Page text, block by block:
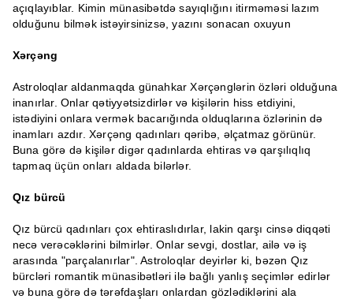
açıqlayıblar. Kimin münasibətdə sayıqlığını itirməməsi lazım
olduğunu bilmək istəyirsinizsə, yazını sonacan oxuyun
Xərçəng
Astroloqlar aldanmaqda günahkar Xərçənglərin özləri olduğuna
inanırlar. Onlar qətiyyətsizdirlər və kişilərin hiss etdiyini,
istədiyini onlara vermək bacarığında olduqlarına özlərinin də
inamları azdır. Xərçəng qadınları qəribə, əlçatmaz görünür.
Buna görə də kişilər digər qadınlarda ehtiras və qarşılıqlıq
tapmaq üçün onları aldada bilərlər.
Qız bürcü
Qız bürcü qadınları çox ehtiraslıdırlar, lakin qarşı cinsə diqqəti
necə verəcəklərini bilmirlər. Onlar sevgi, dostlar, ailə və iş
arasında "parçalanırlar". Astroloqlar deyirlər ki, bəzən Qız
bürcləri romantik münasibətləri ilə bağlı yanlış seçimlər edirlər
və buna görə də tərəfdaşları onlardan gözlədiklərini ala